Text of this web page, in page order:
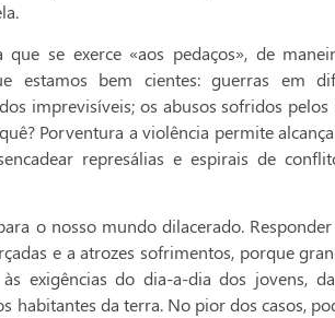
se exerce «aos pedaços», de
estamos bem cientes: guerras em
imprevisíveis; os abusos sofridos
Porventura a violência permite
represálias e espirais de
o nosso mundo dilacerado.
e a atrozes sofrimentos, porque
exigências do dia-a-dia dos jovens,
habitantes da terra. No pior dos casos,